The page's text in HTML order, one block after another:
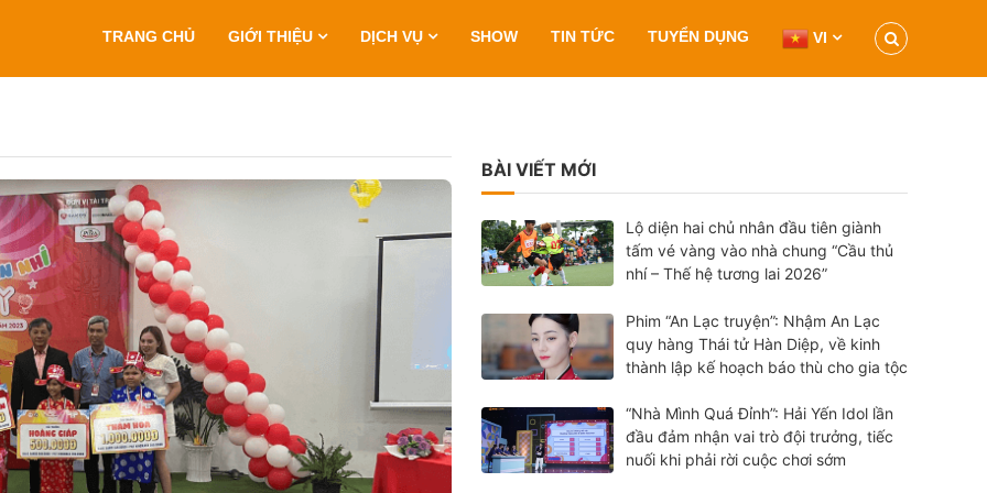
TRANG CHỦ GIỚI THIỆU DỊCH VỤ SHOW TIN TỨC TUYỂN DỤNG VI
BÀI VIẾT MỚI
Lộ diện hai chủ nhân đầu tiên giành
tấm vé vàng vào nhà chung “Cầu thủ
nhí – Thế hệ tương lai 2026”
Phim “An Lạc truyện”: Nhậm An Lạc
quy hàng Thái tử Hàn Diệp, về kinh
thành lập kế hoạch báo thù cho gia tộc
“Nhà Mình Quá Đỉnh”: Hải Yến Idol lần
đầu đảm nhận vai trò đội trưởng, tiếc
nuối khi phải rời cuộc chơi sớm